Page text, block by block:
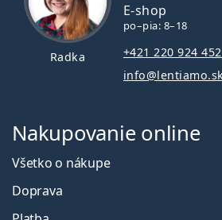
Radka
E-shop
po–pia: 8–18
+421 220 924
Nakupovanie online
Všetko o nákupe
Doprava